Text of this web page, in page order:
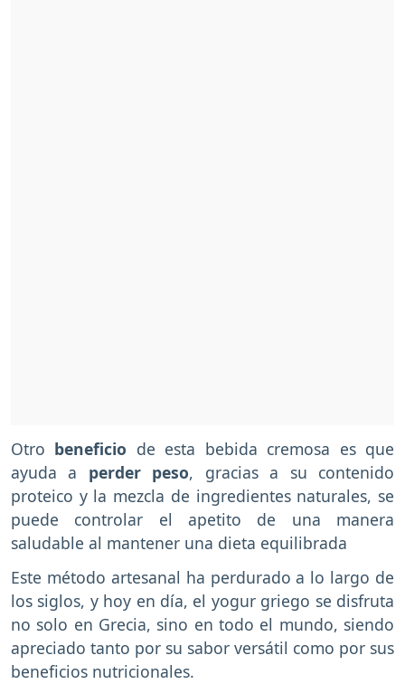
Otro beneficio de esta bebida cremosa es que
ayuda a perder peso, gracias a su contenido
proteico y la mezcla de ingredientes naturales, se
puede controlar el apetito de una manera
saludable al mantener una dieta equilibrada
Este método artesanal ha perdurado a lo largo de
los siglos, y hoy en día, el yogur griego se disfruta
no solo en Grecia, sino en todo el mundo, siendo
apreciado tanto por su sabor versátil como por sus
beneficios nutricionales.